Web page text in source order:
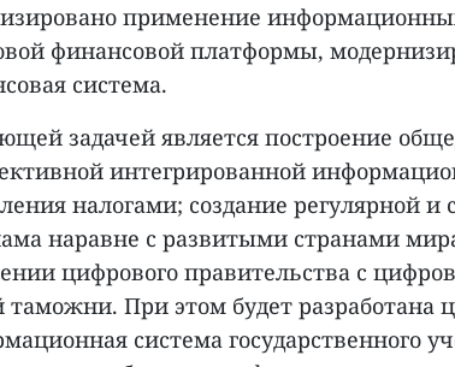
применение
финансовой платформы,
система.
задачей является построение
интегрированной
налогами; создание регулярной
наравне с развитыми странами
цифрового правительства с
таможни. При этом будет разработана
система государственного